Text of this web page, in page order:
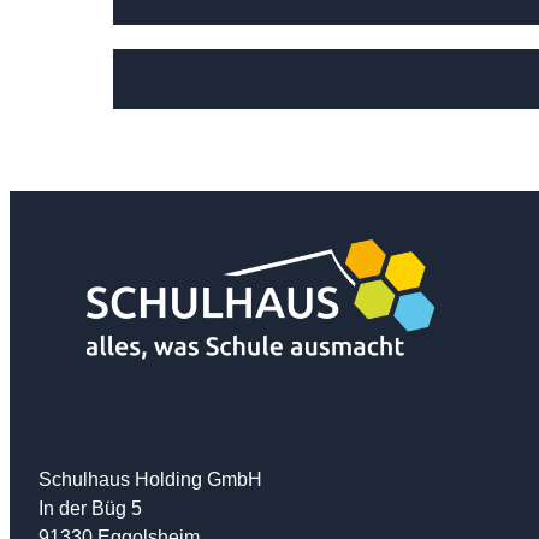
Schulhaus Holding GmbH
In der Büg 5